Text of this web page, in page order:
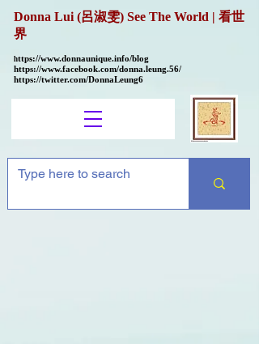
Donna Lui (呂淑雯) See The World | 看世
界
https://www.donnaunique.info/blog
https://www.facebook.com/donna.leung.56/
https://twitter.com/DonnaLeung6